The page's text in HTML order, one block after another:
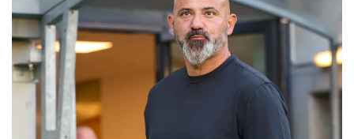
03. 08. 2026 13:23
Hibrid broj 1 koji osvaja Evropu, sada po specijalnoj
akcijskoj ceni od 19.990€ do 31.8.